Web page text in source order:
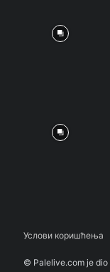
Услови коришћења
© Palelive.com je dio